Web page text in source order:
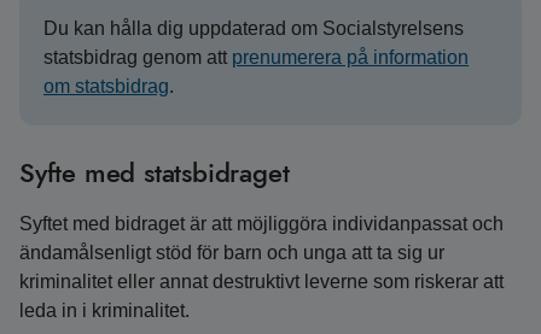
Du kan hålla dig uppdaterad om Socialstyrelsens
statsbidrag genom att prenumerera på information
om statsbidrag.
Syfte med statsbidraget
Syftet med bidraget är att möjliggöra individanpassat och
ändamålsenligt stöd för barn och unga att ta sig ur
kriminalitet eller annat destruktivt leverne som riskerar att
leda in i kriminalitet.